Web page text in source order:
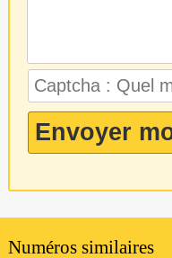
Numéros similaires